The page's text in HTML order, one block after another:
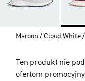
Maroon / Cloud White
Ten produkt nie
ofertom